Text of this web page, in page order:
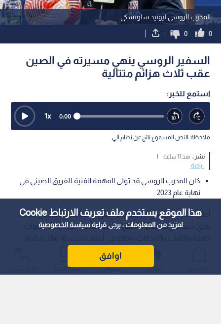
هذا الموقع يستخدم ملف تعريف الارتباط Cookie
لمزيد من المعلومات ، يرجى قراءةسياسة الخصوصية
اوافق
المدرب الروسي ليونيد سلوتسكي
0
0
السفير الروسي ينهي مسيرته في الصين
عقب ثلاث هزائم متتالية
استمع للخبر:
0:00
1x
ملاحظة: النص المسموع ناتج عن نظام آلي
نشر : منذ 11 ساعة
رياضة
كان المدرب الروسي قد تولى المهمة الفنية للفريق الصيني في
نهاية عام 2023
أعلن المدرب الروسي ليونيد سلوتسكي استقالته ورحيله عن قيادة
نادي شنغهاي شينهوا الصيني، منهيا مسيرة استمرت 3 سنوات
تعرض خلالها الفريق لثلاث هزائم متتالية.
عواجل المباشر أحدث الأخبار